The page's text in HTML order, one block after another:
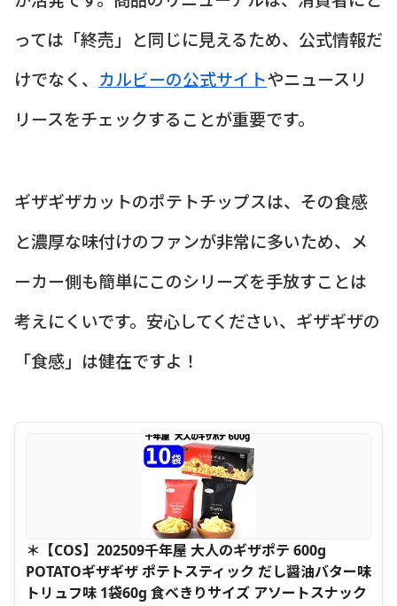
っては「終売」と同じに見えるため、公式情報だ
けでなく、 カルビーの公式サイトやニュースリ
リースをチェックすることが重要です。
ギザギザカットのポテトチップスは、その食感
と濃厚な味付けのファンが非常に多いため、メ
ーカー側も簡単にこのシリーズを手放すことは
考えにくいです。安心してください、ギザギザの
「食感」は健在ですよ！
＊【COS】202509千年屋 大人のギザポテ 600g
POTATOギザギザ ポテトスティック だし醤油バター味
トリュフ味 1袋60g 食べきりサイズ アソートスナック